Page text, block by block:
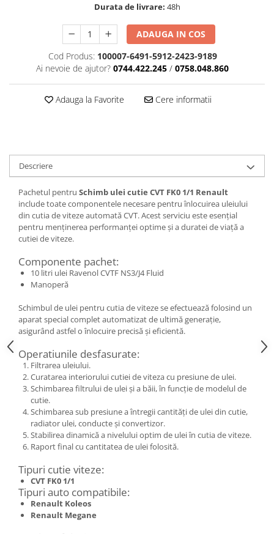
Durata de livrare: 48h
ADAUGA IN COS
Cod Produs: 100007-6491-5912-2423-9189
Ai nevoie de ajutor? 0744.422.245 / 0758.048.860
Adauga la Favorite Cere informatii
Descriere
Pachetul pentru Schimb ulei cutie CVT FK0 1/1 Renault
include toate componentele necesare pentru înlocuirea uleiului
din cutia de viteze automată CVT. Acest serviciu este esențial
pentru menținerea performanței optime și a duratei de viață a
cutiei de viteze.
Componente pachet:
10 litri ulei Ravenol CVTF NS3/J4 Fluid
Manoperă
Schimbul de ulei pentru cutia de viteze se efectuează folosind un
aparat special complet automatizat de ultimă generație,
asigurând astfel o înlocuire precisă și eficientă.
Operatiunile desfasurate:
Filtrarea uleiului.
Curatarea interiorului cutiei de viteza cu presiune de ulei.
Schimbarea filtrului de ulei și a băii, în funcție de modelul de
cutie.
Schimbarea sub presiune a întregii cantități de ulei din cutie,
radiator ulei, conducte și convertizor.
Stabilirea dinamică a nivelului optim de ulei în cutia de viteze.
Raport final cu cantitatea de ulei folosită.
Tipuri cutie viteze:
CVT FK0 1/1
Tipuri auto compatibile:
Renault Koleos
Renault Megane